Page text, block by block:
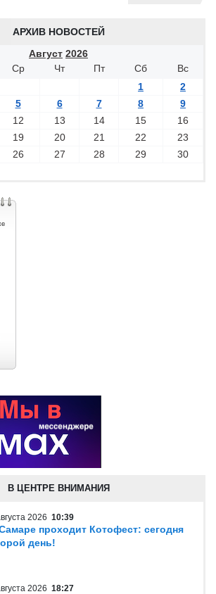
АРХИВ НОВОСТЕЙ
Август 2026
Ср Чт Пт Сб
Вс
1
2
5 6 7 8
9
12 13 14 15
16
19 20 21 22
23
26 27 28 29
30
В ЦЕНТРЕ ВНИМАНИЯ
2026 10:39
проходит Котофест: сегодня
день!
2026 18:27